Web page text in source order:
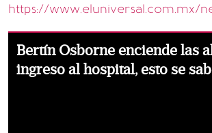
https://www.eluniversal.com.mx/
Bertín Osborne enciende las
ingreso al hospital, esto se